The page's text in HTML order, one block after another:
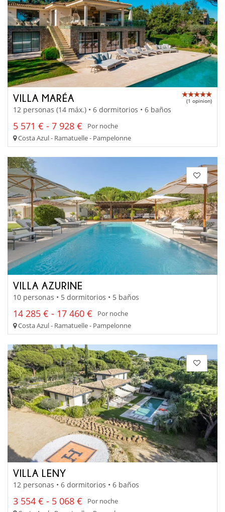
VILLA MARÉA (1 opinion)
12 personas (14 máx.) • 6 dormitorios • 6 baños
5 571 € - 7 928 €
Por noche
Costa Azul - Ramatuelle - Pampelonne
VILLA AZURINE
10 personas • 5 dormitorios • 5 baños
14 285 € - 17 460 €
Por noche
Costa Azul - Ramatuelle - Pampelonne
VILLA LENY
12 personas • 6 dormitorios • 6 baños
3 554 € - 5 068 €
Por noche